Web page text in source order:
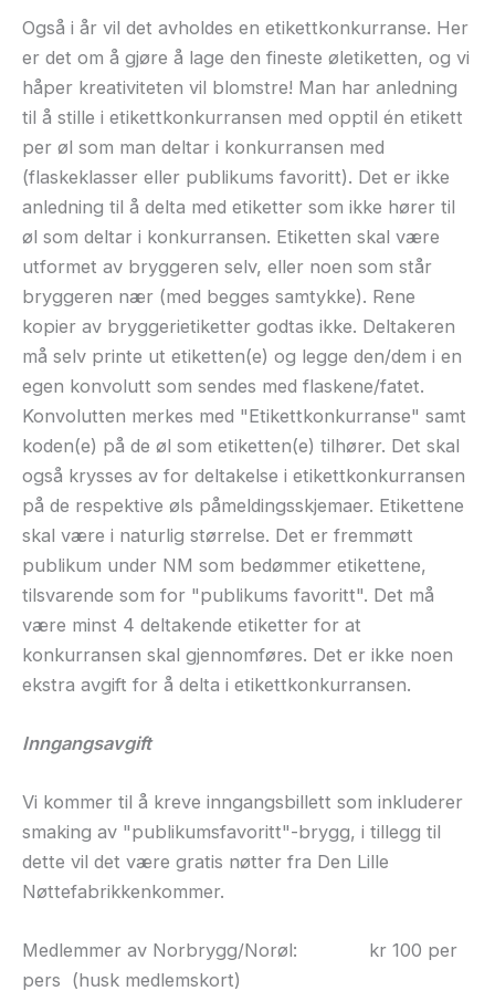
Også i år vil det avholdes en etikettkonkurranse. Her
er det om å gjøre å lage den fineste øletiketten, og vi
håper kreativiteten vil blomstre! Man har anledning
til å stille i etikettkonkurransen med opptil én etikett
per øl som man deltar i konkurransen med
(flaskeklasser eller publikums favoritt). Det er ikke
anledning til å delta med etiketter som ikke hører til
øl som deltar i konkurransen. Etiketten skal være
utformet av bryggeren selv, eller noen som står
bryggeren nær (med begges samtykke). Rene
kopier av bryggerietiketter godtas ikke. Deltakeren
må selv printe ut etiketten(e) og legge den/dem i en
egen konvolutt som sendes med flaskene/fatet.
Konvolutten merkes med "Etikettkonkurranse" samt
koden(e) på de øl som etiketten(e) tilhører. Det skal
også krysses av for deltakelse i etikettkonkurransen
på de respektive øls påmeldingsskjemaer. Etikettene
skal være i naturlig størrelse. Det er fremmøtt
publikum under NM som bedømmer etikettene,
tilsvarende som for "publikums favoritt". Det må
være minst 4 deltakende etiketter for at
konkurransen skal gjennomføres. Det er ikke noen
ekstra avgift for å delta i etikettkonkurransen.
Inngangsavgift
Vi kommer til å kreve inngangsbillett som inkluderer
smaking av "publikumsfavoritt"-brygg, i tillegg til
dette vil det være gratis nøtter fra Den Lille
Nøttefabrikkenkommer.
Medlemmer av Norbrygg/Norøl: kr 100 per
pers (husk medlemskort)